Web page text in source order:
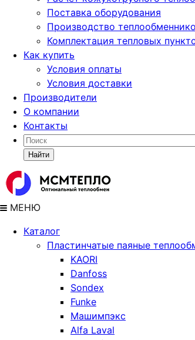
Поставка оборудования
Производство
Комплектация тепловых
Как купить
Условия оплаты
Условия доставки
Производители
О компании
Контакты
Найти
МЕНЮ
Каталог
Пластинчатые паяные
KAORI
Danfoss
Sondex
Funke
Машимпэкс
Alfa Laval